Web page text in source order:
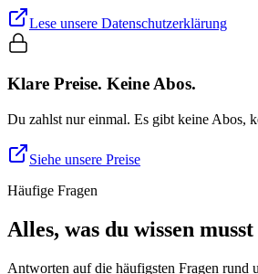
Lese unsere Datenschutzerklärung
Klare Preise. Keine Abos.
Du zahlst nur einmal. Es gibt keine Abos,
Siehe unsere Preise
Häufige Fragen
Alles, was du wissen musst
Antworten auf die häufigsten Fragen rund